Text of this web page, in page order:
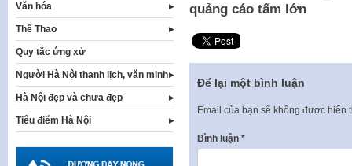
quảng cáo tấm lớn
Để lại một bình luận
Email của bạn sẽ không được hiển
Bình luận *
Văn hóa
Thể Thao
Quy tắc ứng xử
Người Hà Nội thanh lịch, văn minh
Hà Nội đẹp và chưa đẹp
Tiêu điểm Hà Nội